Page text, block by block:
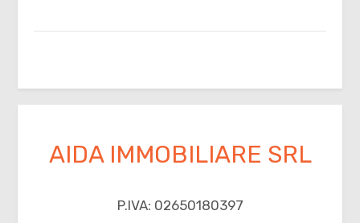
AIDA IMMOBILIARE SRL
P.IVA: 02650180397